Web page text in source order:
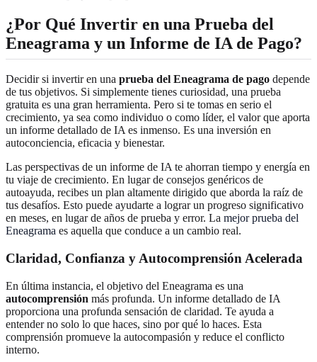
¿Por Qué Invertir en una Prueba del
Eneagrama y un Informe de IA de Pago?
Decidir si invertir en una prueba del Eneagrama de pago depende
de tus objetivos. Si simplemente tienes curiosidad, una prueba
gratuita es una gran herramienta. Pero si te tomas en serio el
crecimiento, ya sea como individuo o como líder, el valor que aporta
un informe detallado de IA es inmenso. Es una inversión en
autoconciencia, eficacia y bienestar.
Las perspectivas de un informe de IA te ahorran tiempo y energía en
tu viaje de crecimiento. En lugar de consejos genéricos de
autoayuda, recibes un plan altamente dirigido que aborda la raíz de
tus desafíos. Esto puede ayudarte a lograr un progreso significativo
en meses, en lugar de años de prueba y error. La mejor prueba del
Eneagrama es aquella que conduce a un cambio real.
Claridad, Confianza y Autocomprensión Acelerada
En última instancia, el objetivo del Eneagrama es una
autocomprensión más profunda. Un informe detallado de IA
proporciona una profunda sensación de claridad. Te ayuda a
entender no solo lo que haces, sino por qué lo haces. Esta
comprensión promueve la autocompasión y reduce el conflicto
interno.